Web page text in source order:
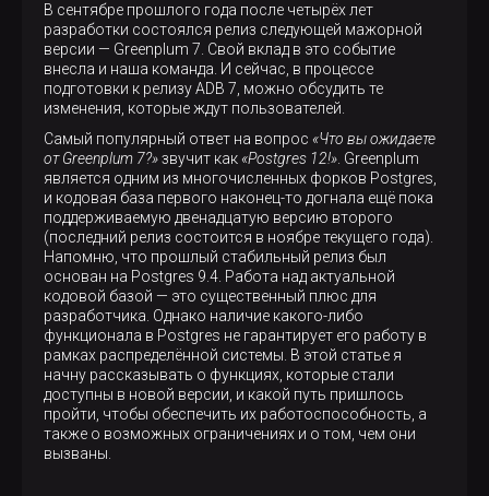
В сентябре прошлого года после четырёх лет
разработки состоялся релиз следующей мажорной
версии — Greenplum 7. Свой вклад в это событие
внесла и наша команда. И сейчас, в процессе
подготовки к релизу ADB 7, можно обсудить те
изменения, которые ждут пользователей.
Самый популярный ответ на вопрос «Что вы ожидаете
от Greenplum 7?»звучит как «Postgres 12!» . Greenplum
является одним из многочисленных форков Postgres,
и кодовая база первого наконец-то догнала ещё пока
поддерживаемую двенадцатую версию второго
(последний релиз состоится в ноябре текущего года).
Напомню, что прошлый стабильный релиз был
основан на Postgres 9.4. Работа над актуальной
кодовой базой — это существенный плюс для
разработчика. Однако наличие какого-либо
функционала в Postgres не гарантирует его работу в
рамках распределённой системы. В этой статье я
начну рассказывать о функциях, которые стали
доступны в новой версии, и какой путь пришлось
пройти, чтобы обеспечить их работоспособность, а
также о возможных ограничениях и о том, чем они
вызваны.